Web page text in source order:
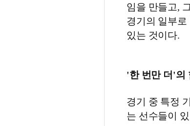
임을 만들고,
경기의 일부
있는 것이다.
'한 번만 더'의
경기 중 특정
는 선수들이